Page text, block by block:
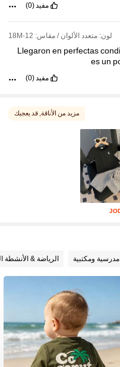
مفيد (0)
لون: متعدد الألوان / مقاس: 12-18M
Llegaronen perfectas
esun
مفيد (0)
مزيد من الأناقة, قد يعجبك
مدرسية ومكتبية الرياضة & الأنشطة